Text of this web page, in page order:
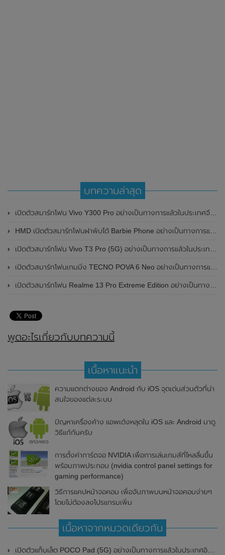
บทความล่าสุด
เปิดตัวสมาร์ทโฟน Vivo Y300 Pro อย่างเป็นทางการแล้วในประเทศจีน มาพร้อมดีไซน์พรีเมี่ยม ทนทาน และแบตเตอรี่สุดอึดขนาดใหญ่ 6,500mAh พร้อมรองรับการชาร์จไว 80W
HMD เปิดตัวสมาร์ทโฟนฝาพับได้ Barbie Phone อย่างเป็นทางการแล้ว มาพร้อมธีมสีชมพูสดใส
เปิดตัวสมาร์ทโฟน Vivo T3 Pro (5G) อย่างเป็นทางการแล้วในประเทศอินเดีย
เปิดตัวสมาร์ทโฟนเกมมิ่ง TECNO POVA 6 Neo อย่างเป็นทางการแล้วในประเทศไทย ในราคา 8,499 บาท
เปิดตัวสมาร์ทโฟน Realme 13 Pro Extreme Edition อย่างเป็นทางการแล้วในประเทศจีน
พูดอะไรเกี่ยวกับบทความนี้
เนื้อหาแนะนำ
ความแตกต่างของ Android กับ iOS จุดเด่นส่วนตัวที่น่า
สนใจของแต่ละระบบ
ปัญหาเครื่องค้าง แอพเด้งหลุดใน iOS และ Android มาดู
วิธีแก้กันครับ
การตั้งค่าการ์ดจอ NVIDIA เพื่อการเล่นเกมส์ที่ไหลลื่นขึ้น
พร้อมภาพประกอบ (nvidia control panel settings for
gaming performance)
วิธีการแคปหน้าจอคอม เพื่อจับภาพบนหน้าจอคอมง่ายๆ
โดยไม่ต้องลงโปรแกรมเพิ่ม
เนื้อหาจากหมวดเดียวกัน
เปิดตัวแท็บเล็ต POCO Pad (5G) อย่างเป็นทางการแล้วในประเทศอินเดีย มาพร้อมชิปเซ็ต Snapdragon 7s Gen 2 ของ Qualcomm และรองรับเครือข่าย 5G